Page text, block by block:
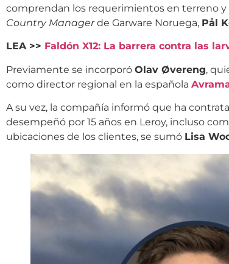
comprendan los requerimientos en terreno
Country Managerde Garware Noruega, Pål
LEA >> Faldón X12: La barrera contra las
Previamente se incorporó Olav Øvereng,
como director regional en la española
A su vez, la compañía informó que ha
desempeñó por 15 años en Leroy, incluso
ubicaciones de los clientes, se sumó Lisa